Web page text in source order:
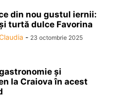
din nou gustul iernii:
turtă dulce Favorina
- 23 octombrie 2025
și
la Craiova în acest